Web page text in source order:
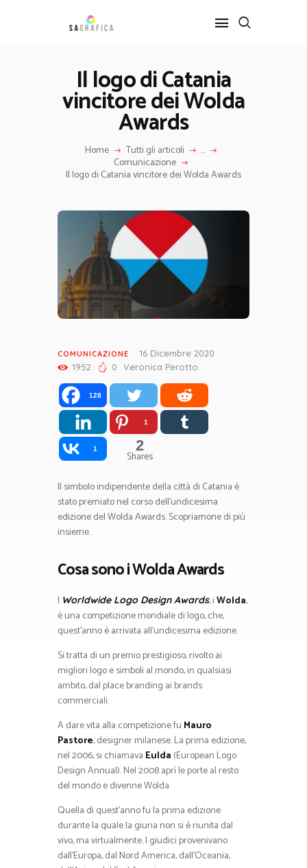
Il logo di Catania
vincitore dei Wolda
Awards
Home Tutti gli articoli ...
Comunicazione
Il logo di Catania vincitore dei Wolda Awards
HOME
GRAFICA
INTERIOR DESIGN
SERVIZI
COMUNICAZIONE
16 Dicembre 2020
1952
0 Veronica Perotto
128
1
1 2
Shares
Il simbolo indipendente della città di Catania è
stato premiato nel corso dell’undicesima
edizione del Wolda Awards. Scopriamone di più
insieme.
Cosa sono i Wolda Awards
I Worldwide Logo Design Awards, iWolda,
è una competizione mondiale di logo, che,
quest’anno è arrivata all’undicesima edizione.
Si tratta di un premio prestigioso, rivolto ai
migliori logo e simboli al mondo, in qualsiasi
ambito, dal place branding ai brands
commerciali.
A dare vita alla competizione fu Mauro
Pastore, designer milanese. La prima edizione,
nel 2006, si chiamava Eulda (European Logo
Design Annual). Nel 2008 aprì le porte al resto
del mondo e divenne Wolda.
Quella di quest’anno fu la prima edizione
durante la quale la giuria non si è riunita dal
vivo, ma virtualmente. I giudici provenivano
dall’Europa, dal Nord America, dall’Oceania,